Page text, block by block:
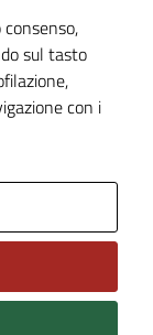
sul tasto
con i